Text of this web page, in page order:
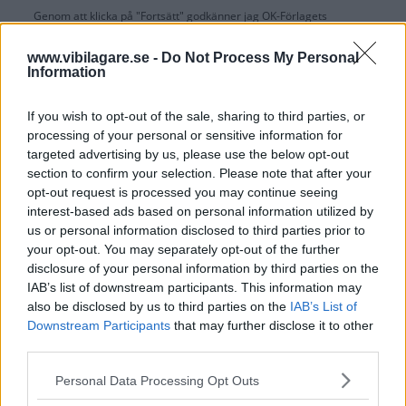
www.vibilagare.se - Do Not Process My Personal
Information
If you wish to opt-out of the sale, sharing to third parties, or
processing of your personal or sensitive information for
targeted advertising by us, please use the below opt-out
section to confirm your selection. Please note that after your
opt-out request is processed you may continue seeing
interest-based ads based on personal information utilized by
us or personal information disclosed to third parties prior to
your opt-out. You may separately opt-out of the further
disclosure of your personal information by third parties on the
IAB’s list of downstream participants. This information may
also be disclosed by us to third parties on the IAB’s List of
Downstream Participants that may further disclose it to other
Please note that this website/app uses one or more Google
Personal Data Processing Opt Outs
Genom att klicka på "Fortsätt" godkänner jag OK-Förlagets
OK-Förlagets integritetspolicy
Är du redan prenumerant på vår papperstidning?
Aktivera din digitala prenumeration utan kostnad här.